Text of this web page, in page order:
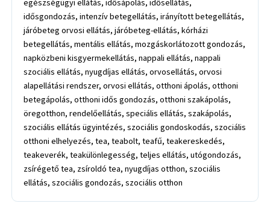
egészségügyi ellátás, idősápolás, idősellátás,
idősgondozás, intenzív betegellátás, irányított betegellátás,
járóbeteg orvosi ellátás, járóbeteg-ellátás, kórházi
betegellátás, mentális ellátás, mozgáskorlátozott gondozás,
napközbeni kisgyermekellátás, nappali ellátás, nappali
szociális ellátás, nyugdíjas ellátás, orvosellátás, orvosi
alapellátási rendszer, orvosi ellátás, otthoni ápolás, otthoni
betegápolás, otthoni idős gondozás, otthoni szakápolás,
öregotthon, rendelőellátás, speciális ellátás, szakápolás,
szociális ellátás ügyintézés, szociális gondoskodás, szociális
otthoni elhelyezés, tea, teabolt, teafű, teakereskedés,
teakeverék, teakülönlegesség, teljes ellátás, utógondozás,
zsírégető tea, zsíroldó tea, nyugdíjas otthon, szociális
ellátás, szociális gondozás, szociális otthon